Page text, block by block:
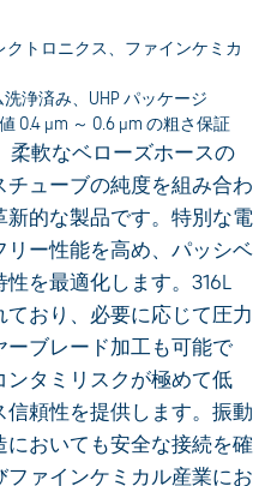
トロニクス、ファインケミカ
浄済み、UHP パッケージ
0.4 µm ～ 0.6 µm の粗さ保証
柔軟なベローズホースの
ューブの純度を組み合わ
的な製品です。特別な電
ー性能を高め、パッシベ
を最適化します。316L
おり、必要に応じて圧力
ブレード加工も可能で
タミリスクが極めて低
頼性を提供します。振動
おいても安全な接続を確
ァインケミカル産業にお